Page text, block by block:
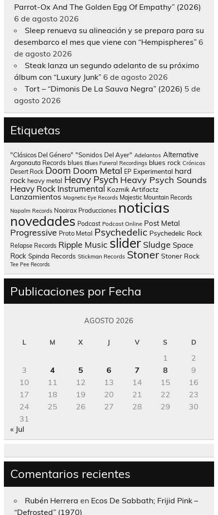
Parrot-Ox And The Golden Egg Of Empathy” (2026)
6 de agosto 2026
Sleep renueva su alineación y se prepara para su
desembarco el mes que viene con “Hempispheres” 6
de agosto 2026
Steak lanza un segundo adelanto de su próximo
álbum con “Luxury Junk” 6 de agosto 2026
Tort – “Dimonis De La Sauva Negra” (2026) 5 de
agosto 2026
Etiquetas
"Clásicos Del Género" "Sonidos Del Ayer" Adelantos Alternative
Argonauta Records blues Blues Funeral Recordings blues rock Crónicas
Desert Rock Doom Doom Metal EP Experimental hard
rock heavy metal Heavy Psych Heavy Psych Sounds
Heavy Rock Instrumental Kozmik Artifactz
Lanzamientos Magnetic Eye Records Majestic Mountain Records
Napalm Records Nooirax Producciones noticias
novedades Podcast Podcast Online Post Metal
Progressive Proto Metal Psychedelic Psychedelic Rock
Relapse Records Ripple Music slider Sludge Space
Rock Spinda Records Stickman Records Stoner Stoner Rock
Tee Pee Records
Publicaciones por Fecha
AGOSTO 2026
L M X J V S D
1
2
3
4 5 6 7 8
9
10
11 12 13 14 15
16
17
18 19 20 21 22
23
24
25 26 27 28 29
30
31
« Jul
Comentarios recientes
Rubén Herrera en Ecos De Sabbath; Frijid Pink –
“Defrosted” (1970)